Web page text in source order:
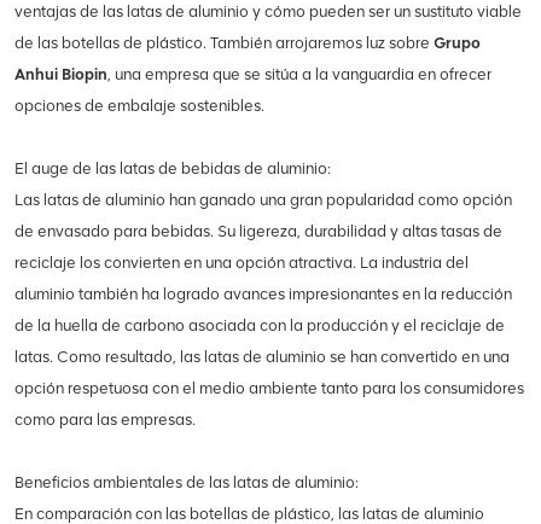
ventajas de las latas de aluminio y cómo pueden ser un sustituto viable
de las botellas de plástico. También arrojaremos luz sobre Grupo
Anhui Biopin , una empresa que se sitúa a la vanguardia en ofrecer
opciones de embalaje sostenibles.
El auge de las latas de bebidas de aluminio:
Las latas de aluminio han ganado una gran popularidad como opción
de envasado para bebidas. Su ligereza, durabilidad y altas tasas de
reciclaje los convierten en una opción atractiva. La industria del
aluminio también ha logrado avances impresionantes en la reducción
de la huella de carbono asociada con la producción y el reciclaje de
latas. Como resultado, las latas de aluminio se han convertido en una
opción respetuosa con el medio ambiente tanto para los consumidores
como para las empresas.
Beneficios ambientales de las latas de aluminio:
En comparación con las botellas de plástico, las latas de aluminio